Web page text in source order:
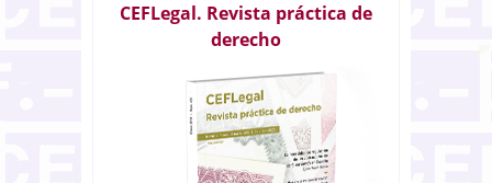
CEFLegal. Revista práctica de
derecho